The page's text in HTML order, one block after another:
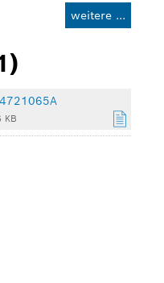
weitere ...
KB